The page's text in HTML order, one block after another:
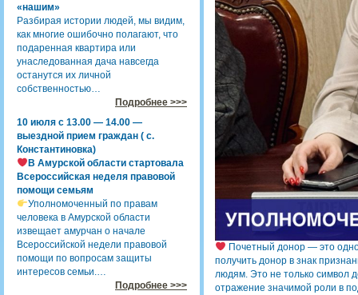
«нашим»
Разбирая истории людей, мы видим,
как многие ошибочно полагают, что
подаренная квартира или
унаследованная дача навсегда
останутся их личной
собственностью…
Подробнее >>>
10 июля с 13.00 — 14.00 —
выездной прием граждан ( с.
Константиновка)
В Амурской области стартовала
Всероссийская неделя правовой
помощи семьям
Уполномоченный по правам
человека в Амурской области
извещает амурчан о начале
Всероссийской недели правовой
помощи по вопросам защиты
интересов семьи.…
Подробнее >>>
Почетный донор — это
получить донор в знак
людям. Это не только символ
отражение значимой роли в